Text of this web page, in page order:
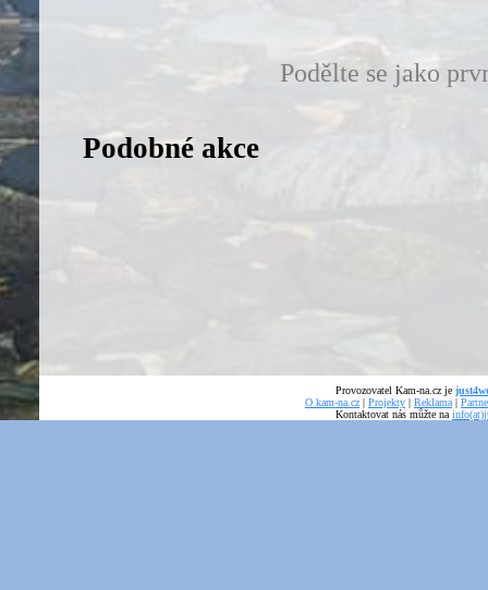
Podělte se jako
Podobné akce
Provozovatel Kam-na.cz je
O kam-na.cz | Projekty | Reklama |
Kontaktovat nás můžte na